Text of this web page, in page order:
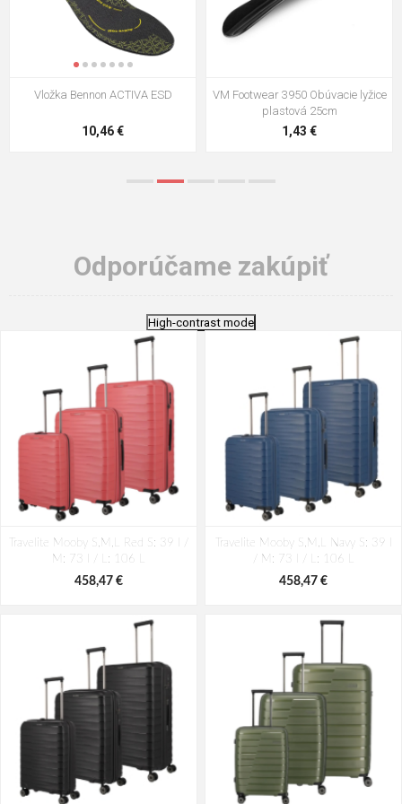
VM Footwear 3009 Vkladacia
5,21 €
VM Footwear 3102 Šnúrky ploché
0,79 €
Odporúčame zakúpiť
High-contrast mode
Travelite Mooby S,M,L Red S: 39 l /
M: 73 l / L: 106 L
458,47 €
Travelite Mooby S,M,L Navy S: 39 l
/ M: 73 l / L: 106 L
458,47 €